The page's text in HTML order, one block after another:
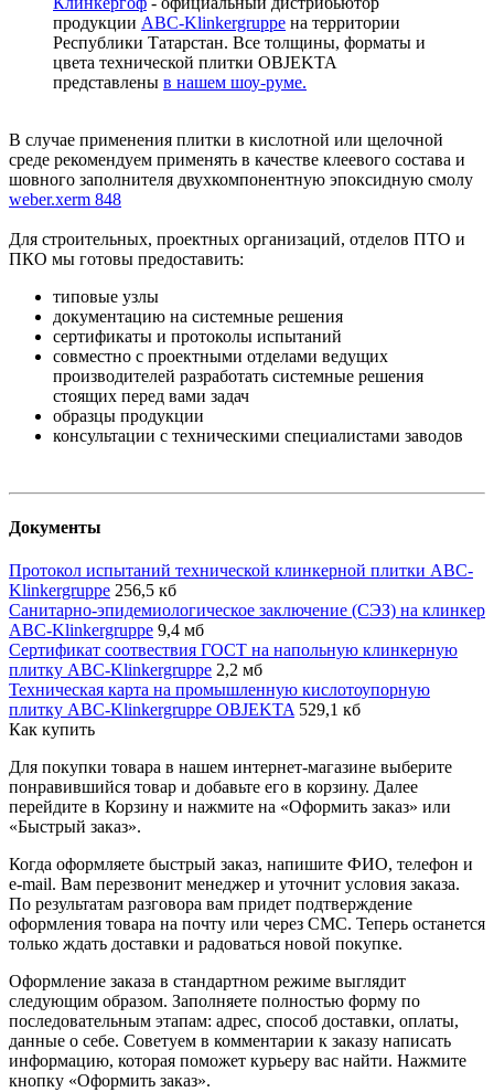
продукции ABC-Klinkergruppe на территории
Республики Татарстан. Все толщины, форматы и
цвета технической плитки OBJEKTA
представлены в нашем шоу-руме.
В случае применения плитки в кислотной или щелочной
среде рекомендуем применять в качестве клеевого состава и
шовного заполнителя двухкомпонентную эпоксидную смолу
weber.xerm 848
Для строительных, проектных организаций, отделов ПТО и
ПКО мы готовы предоставить:
типовые узлы
документацию на системные решения
сертификаты и протоколы испытаний
совместно с проектными отделами ведущих
производителей разработать системные решения
стоящих перед вами задач
образцы продукции
консультации с техническими специалистами заводов
Документы
Протокол испытаний технической клинкерной плитки ABC-
Klinkergruppe 256,5 кб
Санитарно-эпидемиологическое заключение (СЭЗ) на клинкер
ABC-Klinkergruppe 9,4 мб
Сертификат соотвествия ГОСТ на напольную клинкерную
плитку ABC-Klinkergruppe 2,2 мб
Техническая карта на промышленную кислотоупорную
плитку ABC-Klinkergruppe OBJEKTA 529,1 кб
Как купить
Для покупки товара в нашем интернет-магазине выберите
понравившийся товар и добавьте его в корзину. Далее
перейдите в Корзину и нажмите на «Оформить заказ» или
«Быстрый заказ».
Когда оформляете быстрый заказ, напишите ФИО, телефон и
e-mail. Вам перезвонит менеджер и уточнит условия заказа.
По результатам разговора вам придет подтверждение
оформления товара на почту или через СМС. Теперь останется
только ждать доставки и радоваться новой покупке.
Оформление заказа в стандартном режиме выглядит
следующим образом. Заполняете полностью форму по
последовательным этапам: адрес, способ доставки, оплаты,
данные о себе. Советуем в комментарии к заказу написать
информацию, которая поможет курьеру вас найти. Нажмите
кнопку «Оформить заказ».